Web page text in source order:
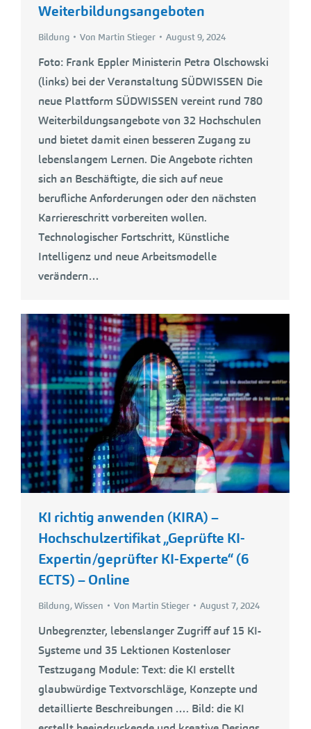
Weiterbildungsangeboten
Bildung Von Martin Stieger August 9, 2024
Foto: Frank Eppler Ministerin Petra Olschowski
(links) bei der Veranstaltung SÜDWISSEN Die
neue Plattform SÜDWISSEN vereint rund 780
Weiterbildungsangebote von 32 Hochschulen
und bietet damit einen besseren Zugang zu
lebenslangem Lernen. Die Angebote richten
sich an Beschäftigte, die sich auf neue
berufliche Anforderungen oder den nächsten
Karriereschritt vorbereiten wollen.
Technologischer Fortschritt, Künstliche
Intelligenz und neue Arbeitsmodelle
verändern…
KI richtig anwenden (KIRA) –
Hochschulzertifikat „Geprüfte KI-
Expertin/geprüfter KI-Experte“ (6
ECTS) – Online
Bildung,Wissen Von Martin Stieger August 7, 2024
Unbegrenzter, lebenslanger Zugriff auf 15 KI-
Systeme und 35 Lektionen Kostenloser
Testzugang Module: Text: die KI erstellt
glaubwürdige Textvorschläge, Konzepte und
detaillierte Beschreibungen …. Bild: die KI